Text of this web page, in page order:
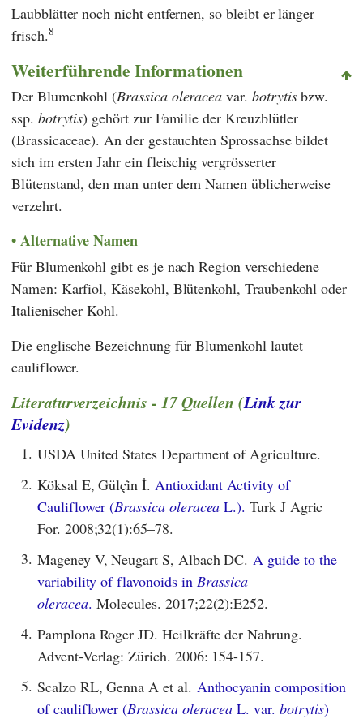
Laubblätter noch nicht entfernen, so bleibt er länger
frisch.8
Weiterführende Informationen
Der Blumenkohl (Brassica oleraceavar. botrytisbzw.
ssp. botrytis) gehört zur Familie der Kreuzblütler
(Brassicaceae). An der gestauchten Sprossachse bildet
sich im ersten Jahr ein fleischig vergrösserter
Blütenstand, den man unter dem Namen üblicherweise
verzehrt.
Alternative Namen
Für Blumenkohl gibt es je nach Region verschiedene
Namen: Karfiol, Käsekohl, Blütenkohl, Traubenkohl oder
Italienischer Kohl.
Die englische Bezeichnung für Blumenkohl lautet
cauliflower.
Literaturverzeichnis - 17 Quellen (Link zur
Evidenz)
1. USDA United States Department of Agriculture.
2. Köksal E, Gülçi̇n İ. Antioxidant Activity of
Cauliflower (Brassica oleracea L.). Turk J Agric
For. 2008;32(1):65–78.
3. Mageney V, Neugart S, Albach DC.A guide to the
variability of flavonoids inBrassica
oleracea. Molecules. 2017;22(2):E252.
4. Pamplona Roger JD. Heilkräfte der Nahrung.
Advent-Verlag: Zürich. 2006: 154-157.
5. Scalzo RL, Genna A et al. Anthocyanin composition
of cauliflower (Brassica oleracea L. var. botrytis)